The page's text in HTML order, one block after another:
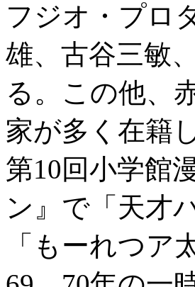
フジオ・プロ
雄、古谷三敏
る。この他、
家が多く在籍
第10回小学館
ン』で「天才
「もーれつア